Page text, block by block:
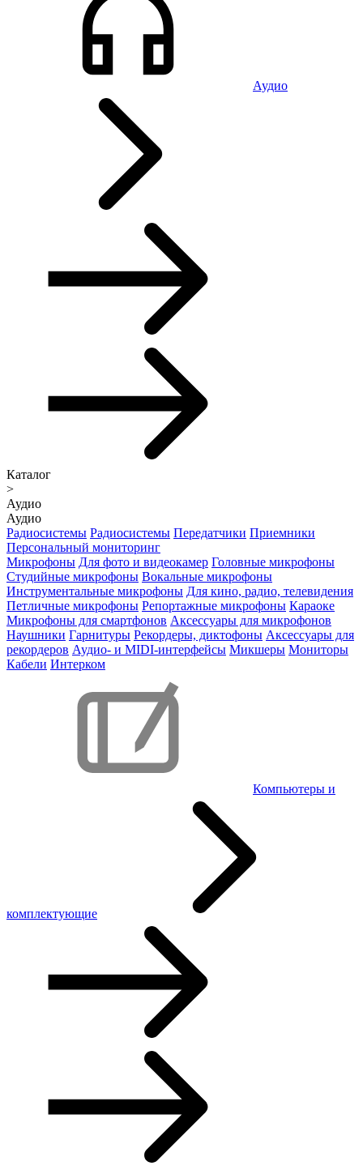
Аудио
Каталог
>
Аудио
Аудио
Радиосистемы Радиосистемы Передатчики Приемники
Персональный мониторинг
Микрофоны Для фото и видеокамер Головные микрофоны
Студийные микрофоны Вокальные микрофоны
Инструментальные микрофоны Для кино, радио, телевидения
Петличные микрофоны Репортажные микрофоны Караоке
Микрофоны для смартфонов Аксессуары для микрофонов
Наушники Гарнитуры Рекордеры, диктофоны Аксессуары для
рекордеров Аудио- и MIDI-интерфейсы Микшеры Мониторы
Кабели Интерком
Компьютеры и
комплектующие